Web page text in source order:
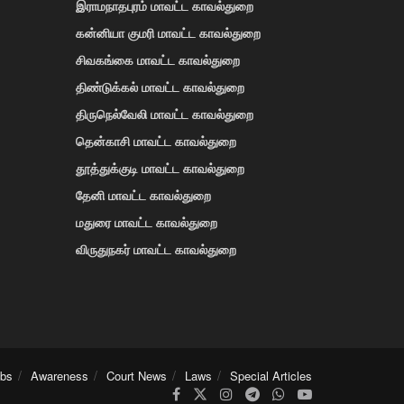
இராமநாதபுரம் மாவட்ட காவல்துறை
கன்னியா குமரி மாவட்ட காவல்துறை
சிவகங்கை மாவட்ட காவல்துறை
திண்டுக்கல் மாவட்ட காவல்துறை
திருநெல்வேலி மாவட்ட காவல்துறை
தென்காசி மாவட்ட காவல்துறை
தூத்துக்குடி மாவட்ட காவல்துறை
தேனி மாவட்ட காவல்துறை
மதுரை மாவட்ட காவல்துறை
விருதுநகர் மாவட்ட காவல்துறை
Awareness Court News Laws Special Articles